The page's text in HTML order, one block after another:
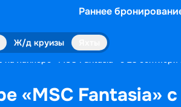
Раннее
Ж/д круизы
на лайнере «MSC Fantasia» с 23
«MSC Fantasia»